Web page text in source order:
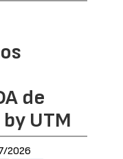
de
UTM
2026